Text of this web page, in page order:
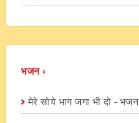
भजन ›
मेरे सोये भाग जगा भी दो - भजन